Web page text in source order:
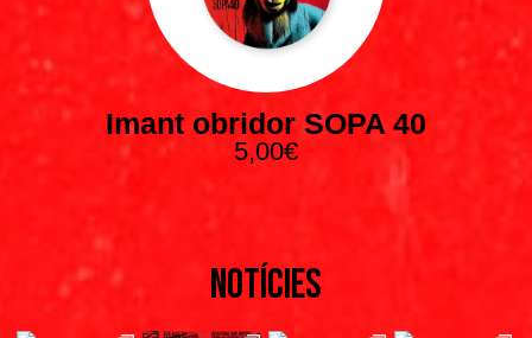
Notícies